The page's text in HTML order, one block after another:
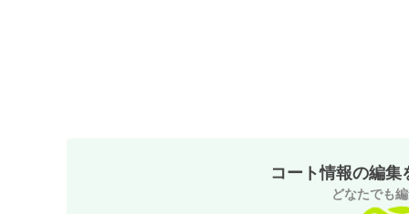
コート情報の編集
どなたでも